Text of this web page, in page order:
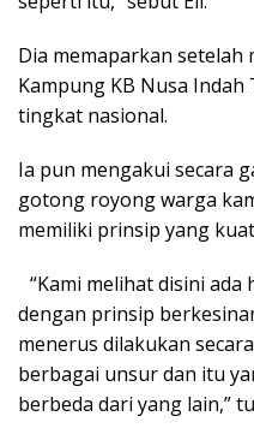
Dia memaparkan
Kampung KB Nusa
tingkat nasional.
Ia pun mengakui secara
gotong royong warga
memiliki prinsip yang
“Kami melihat disini
dengan prinsip
menerus dilakukan
berbagai unsur dan itu
berbeda dari yang lain,”